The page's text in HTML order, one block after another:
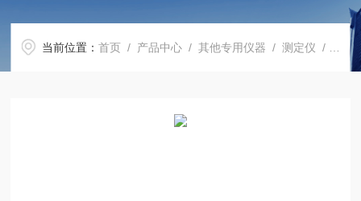
当前位置：首页 / 产品中心 /其他专用仪器 /测定仪 / H04532一氧化碳气体检测仪